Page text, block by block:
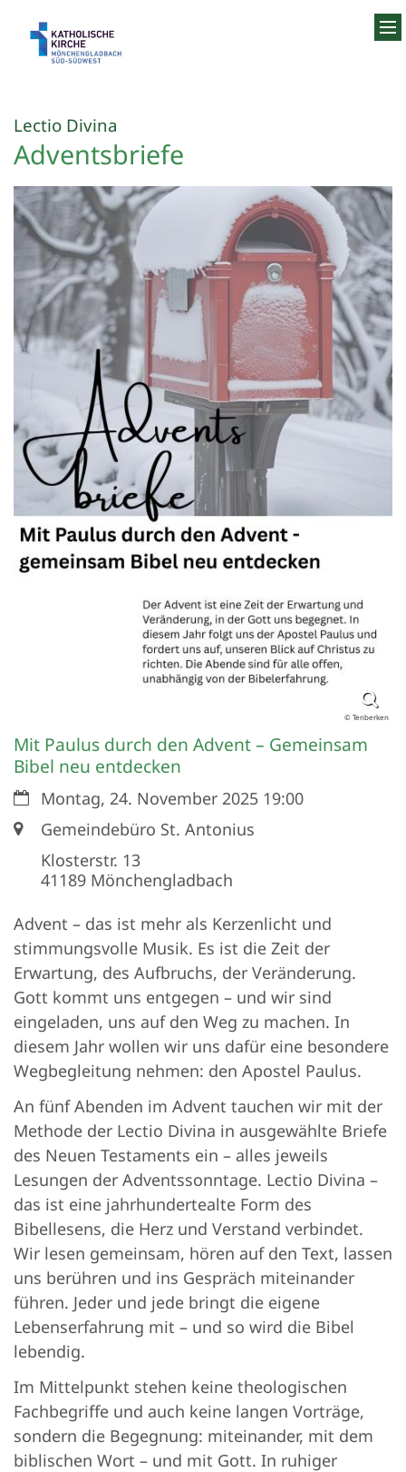
Lectio Divina
Adventsbriefe
© Tenberken
Mit Paulus durch den Advent – Gemeinsam
Bibel neu entdecken
Datum:Montag, 24. November 2025 19:00
Ort:Gemeindebüro St. Antonius
Klosterstr. 13
41189 Mönchengladbach
Advent – das ist mehr als Kerzenlicht und
stimmungsvolle Musik. Es ist die Zeit der
Erwartung, des Aufbruchs, der Veränderung.
Gott kommt uns entgegen – und wir sind
eingeladen, uns auf den Weg zu machen. In
diesem Jahr wollen wir uns dafür eine besondere
Wegbegleitung nehmen: den Apostel Paulus.
An fünf Abenden im Advent tauchen wir mit der
Methode der Lectio Divina in ausgewählte Briefe
des Neuen Testaments ein – alles jeweils
Lesungen der Adventssonntage. Lectio Divina –
das ist eine jahrhundertealte Form des
Bibellesens, die Herz und Verstand verbindet.
Wir lesen gemeinsam, hören auf den Text, lassen
uns berühren und ins Gespräch miteinander
führen. Jeder und jede bringt die eigene
Lebenserfahrung mit – und so wird die Bibel
lebendig.
Im Mittelpunkt stehen keine theologischen
Fachbegriffe und auch keine langen Vorträge,
sondern die Begegnung: miteinander, mit dem
biblischen Wort – und mit Gott. In ruhiger